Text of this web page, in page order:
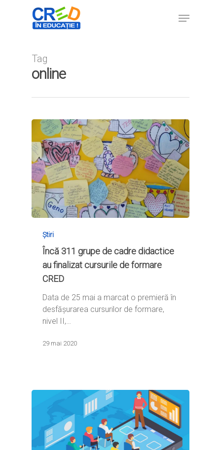
Hit enter to search or ESC to close
Tag
online
Știri
Încă 311 grupe de cadre didactice
au finalizat cursurile de formare
CRED
Data de 25 mai a marcat o premieră în
desfășurarea cursurilor de formare,
nivel II,…
29 mai 2020